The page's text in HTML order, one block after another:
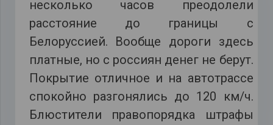
несколько часов преодолели
расстояние до границы с
Белоруссией. Вообще дороги здесь
платные, но с россиян денег не берут.
Покрытие отличное и на автотрассе
спокойно разгонялись до 120 км/ч.
Блюстители правопорядка штрафы